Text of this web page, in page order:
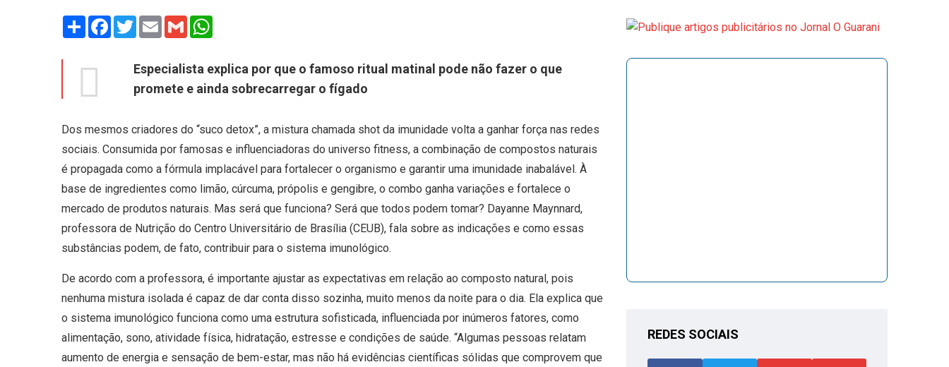
Share Facebook
TwitterEmail Gmail
Especialista explica por que o famoso ritual matinal pode não fazer o que
promete e ainda sobrecarregar o fígado
Dos mesmos criadores do “suco detox”, a mistura chamada shot da imunidade volta a ganhar força nas redes
sociais. Consumida por famosas e influenciadoras do universo fitness, a combinação de compostos naturais
é propagada como a fórmula implacável para fortalecer o organismo e garantir uma imunidade inabalável. À
base de ingredientes como limão, cúrcuma, própolis e gengibre, o combo ganha variações e fortalece o
mercado de produtos naturais. Mas será que funciona? Será que todos podem tomar? Dayanne Maynnard,
professora de Nutrição do Centro Universitário de Brasília (CEUB), fala sobre as indicações e como essas
substâncias podem, de fato, contribuir para o sistema imunológico.
De acordo com a professora, é importante ajustar as expectativas em relação ao composto natural, pois
nenhuma mistura isolada é capaz de dar conta disso sozinha, muito menos da noite para o dia. Ela explica que
o sistema imunológico funciona como uma estrutura sofisticada, influenciada por inúmeros fatores, como
alimentação, sono, atividade física, hidratação, estresse e condições de saúde. “Algumas pessoas relatam
aumento de energia e sensação de bem-estar, mas não há evidências científicas sólidas que comprovem que
REDES SOCIAIS